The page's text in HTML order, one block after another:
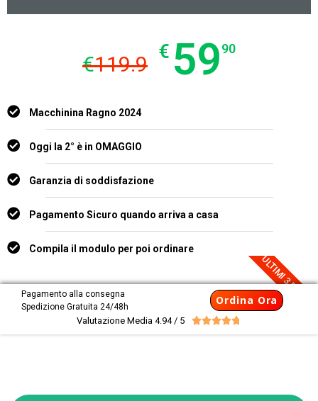
€119.9 € 5990
Macchinina Ragno 2024
Oggi la 2° è in OMAGGIO
Garanzia di soddisfazione
Pagamento Sicuro quando arriva a casa
Compila il modulo per poi ordinare
ULTIMI 3 PEZZI
Pagamento alla consegna
Spedizione Gratuita 24/48h
Ordina Ora
Valutazione Media 4.94 / 5 